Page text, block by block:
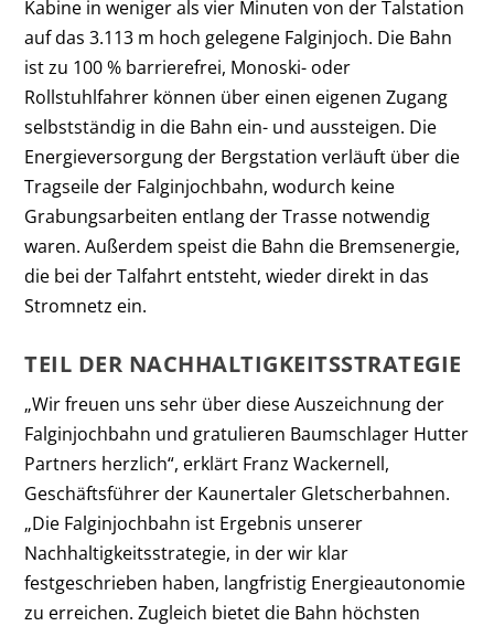
Kabine in weniger als vier Minuten von der Talstation
auf das 3.113 m hoch gelegene Falginjoch. Die Bahn
ist zu 100 % barrierefrei, Monoski- oder
Rollstuhlfahrer können über einen eigenen Zugang
selbstständig in die Bahn ein- und aussteigen. Die
Energieversorgung der Bergstation verläuft über die
Tragseile der Falginjochbahn, wodurch keine
Grabungsarbeiten entlang der Trasse notwendig
waren. Außerdem speist die Bahn die Bremsenergie,
die bei der Talfahrt entsteht, wieder direkt in das
Stromnetz ein.
TEIL DER NACHHALTIGKEITSSTRATEGIE
„Wir freuen uns sehr über diese Auszeichnung der
Falginjochbahn und gratulieren Baumschlager Hutter
Partners herzlich“, erklärt Franz Wackernell,
Geschäftsführer der Kaunertaler Gletscherbahnen.
„Die Falginjochbahn ist Ergebnis unserer
Nachhaltigkeitsstrategie, in der wir klar
festgeschrieben haben, langfristig Energieautonomie
zu erreichen. Zugleich bietet die Bahn höchsten